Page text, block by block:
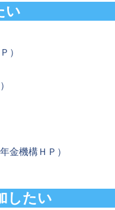
い
）
金機構ＨＰ）
したい